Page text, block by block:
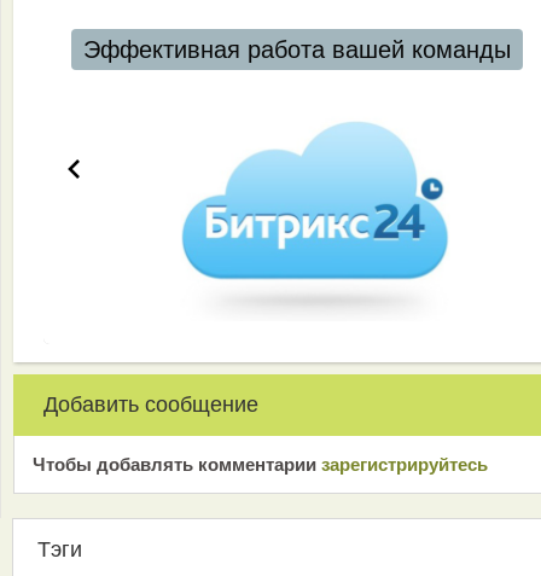
Эффективная работа вашей команды
Добавить сообщение
Чтобы добавлять комментарии зарeгиcтрирyйтeсь
Тэги